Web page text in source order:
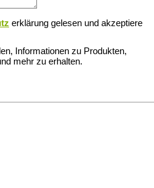
erklärung gelesen und akzeptiere
Informationen zu Produkten,
mehr zu erhalten.